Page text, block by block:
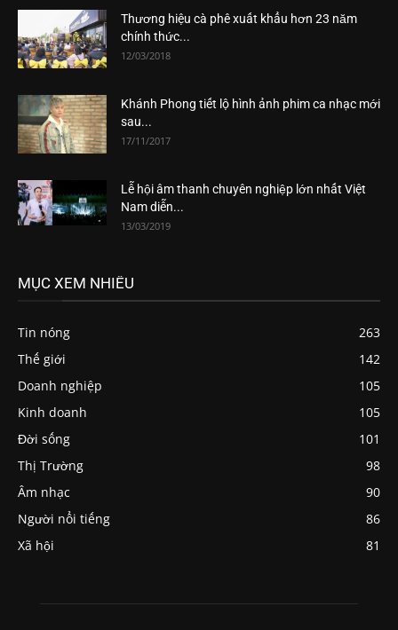
Thương hiệu cà phê xuất khẩu hơn 23 năm
chính thức...
12/03/2018
Khánh Phong tiết lộ hình ảnh phim ca nhạc mới
sau...
17/11/2017
Lễ hội âm thanh chuyên nghiệp lớn nhất Việt
Nam diễn...
13/03/2019
MỤC XEM NHIỀU
Tin nóng
263
Thế giới
142
Doanh nghiệp
105
Kinh doanh
105
Đời sống
101
Thị Trường
98
Âm nhạc
90
Người nổi tiếng
86
Xã hội
81